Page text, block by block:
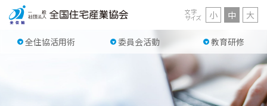
全住協活用術 委員会活動 教育研修
文字
サイズ 小 中 大